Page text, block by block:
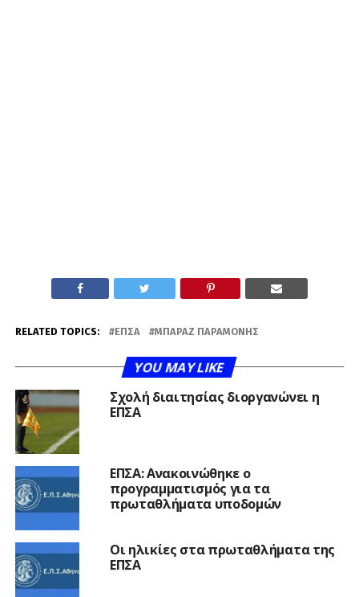
RELATED TOPICS: ΕΠΣΑ ΜΠΑΡΑΖ ΠΑΡΑΜΟΝΉΣ
YOU MAY LIKE
Σχολή διαιτησίας διοργανώνει η
ΕΠΣΑ
ΕΠΣΑ: Ανακοινώθηκε ο
προγραμματισμός για τα
πρωταθλήματα υποδομών
Οι ηλικίες στα πρωταθλήματα της
ΕΠΣΑ